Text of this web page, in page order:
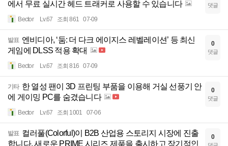
에서 무료 실시간 헤드 트래커로 사용할 수 있습니다
Bector Lv.67 조회 861 07-09
댓글
발표 엔비디아, ‘둠: 더 다크 에이지스 레벨레이션’ 등 최신
게임에 DLSS 적용 확대
Bector Lv.67 조회 816 07-09
0
댓글
기타 한 열성 팬이 3D 프린팅 부품을 이용해 거실 선풍기 안
에 게이밍 PC를 숨겼습니다
Bector Lv.67 조회 1001 07-06
0
댓글
발표 컬러풀(Colorful)이 B2B 산업용 스토리지 시장에 진출
합니다. 새로운 PRIME 시리즈 제품을 출시하고 장기적인
0